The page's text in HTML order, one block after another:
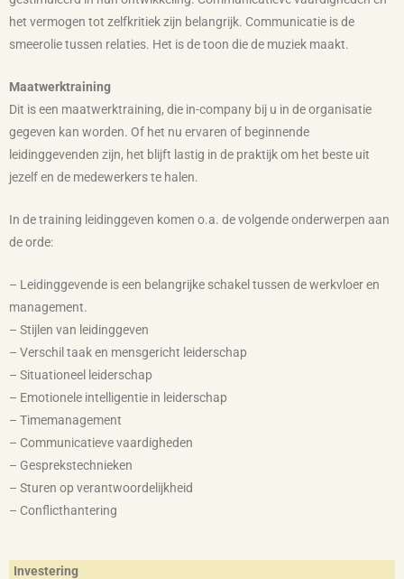
het vermogen tot zelfkritiek zijn belangrijk. Communicatie is de
smeerolie tussen relaties. Het is de toon die de muziek maakt.
Maatwerktraining
Dit is een maatwerktraining, die in-company bij u in de organisatie
gegeven kan worden. Of het nu ervaren of beginnende
leidinggevenden zijn, het blijft lastig in de praktijk om het beste uit
jezelf en de medewerkers te halen.
In de training leidinggeven komen o.a. de volgende onderwerpen aan
de orde:
– Leidinggevende is een belangrijke schakel tussen de werkvloer en
management.
– Stijlen van leidinggeven
– Verschil taak en mensgericht leiderschap
– Situationeel leiderschap
– Emotionele intelligentie in leiderschap
– Timemanagement
– Communicatieve vaardigheden
– Gesprekstechnieken
– Sturen op verantwoordelijkheid
– Conflicthantering
Investering